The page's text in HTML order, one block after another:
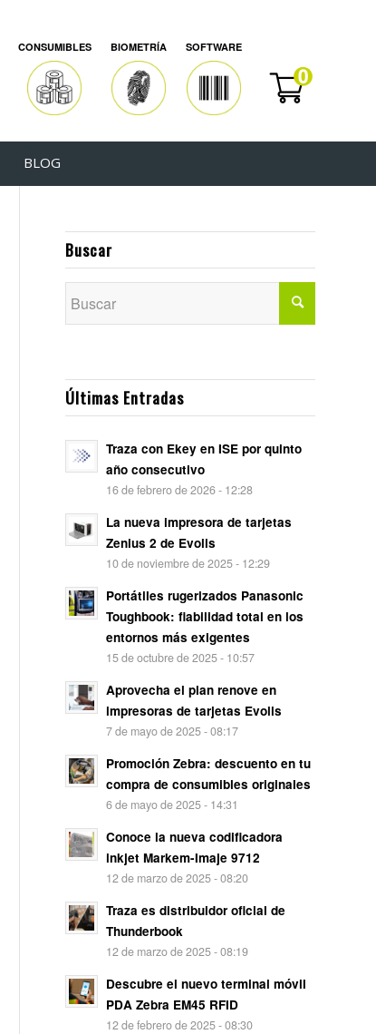
CONSUMIBLES BIOMETRÍA SOFTWARE
BLOG
Buscar
Últimas Entradas
Traza con Ekey en ISE por quinto
año consecutivo
16 de febrero de 2026 - 12:28
La nueva impresora de tarjetas
Zenius 2 de Evolis
10 de noviembre de 2025 - 12:29
Portátiles rugerizados Panasonic
Toughbook: fiabilidad total en los
entornos más exigentes
15 de octubre de 2025 - 10:57
Aprovecha el plan renove en
impresoras de tarjetas Evolis
7 de mayo de 2025 - 08:17
Promoción Zebra: descuento en tu
compra de consumibles originales
6 de mayo de 2025 - 14:31
Conoce la nueva codificadora
inkjet Markem-Imaje 9712
12 de marzo de 2025 - 08:20
Traza es distribuidor oficial de
Thunderbook
12 de marzo de 2025 - 08:19
Descubre el nuevo terminal móvil
PDA Zebra EM45 RFID
12 de febrero de 2025 - 08:30